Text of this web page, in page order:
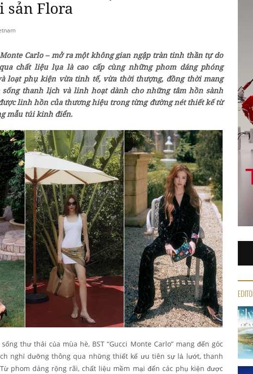
sản Flora
Monte Carlo – mở ra một không gian ngập tràn tinh thần tự do
chất liệu lụa là cao cấp cùng những phom dáng phóng
loạt phụ kiện vừa tinh tế, vừa thời thượng, đồng thời mang
sống thanh lịch và linh hoạt dành cho những tâm hồn sành
linh hồn của thương hiệu trong từng đường nét thiết kế từ
mẫu túi kinh điển.
thư thái của mùa hè, BST “Gucci Monte Carlo” mang đến góc
nghỉ dưỡng thông qua những thiết kế ưu tiên sự lả lướt, thanh
phom dáng rộng rãi, chất liệu mềm mại đến các phụ kiện được